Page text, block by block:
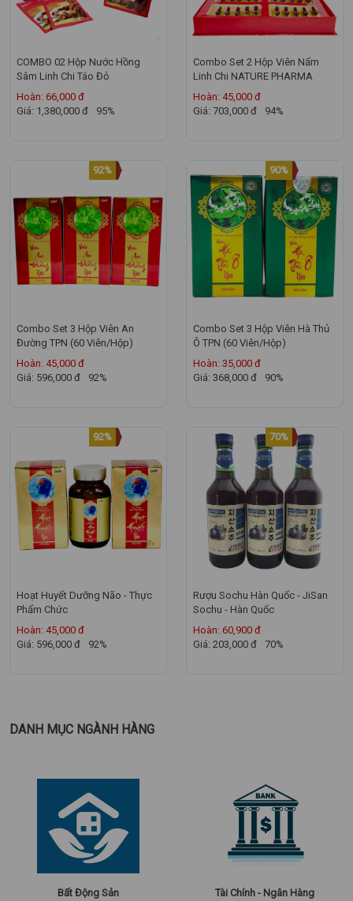
COMBO 02 Hộp Nước Hồng
Sâm Linh Chi Táo Đỏ
Hoàn: 66,000 đ
Giá: 1,380,000 đ
95%
Combo Set 2 Hộp Viên Nấm
Linh Chi NATURE PHARMA
Hoàn: 45,000 đ
Giá: 703,000 đ
94%
92%
Combo Set 3 Hộp Viên An
Đường TPN (60 Viên/Hộp)
Hoàn: 45,000 đ
Giá: 596,000 đ
92%
90%
Combo Set 3 Hộp Viên Hà Thủ
Ô TPN (60 Viên/Hộp)
Hoàn: 35,000 đ
Giá: 368,000 đ
90%
92%
Hoạt Huyết Dưỡng Não - Thực
Phẩm Chức
Hoàn: 45,000 đ
Giá: 596,000 đ
92%
70%
Rượu Sochu Hàn Quốc - JiSan
Sochu - Hàn Quốc
Hoàn: 60,900 đ
Giá: 203,000 đ
70%
DANH MỤC NGÀNH HÀNG
Bất Động Sản Tài Chính - Ngân Hàng